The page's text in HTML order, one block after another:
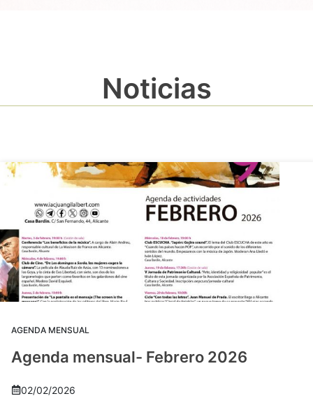
Noticias
AGENDA MENSUAL
Agenda mensual- Febrero 2026
02/02/2026